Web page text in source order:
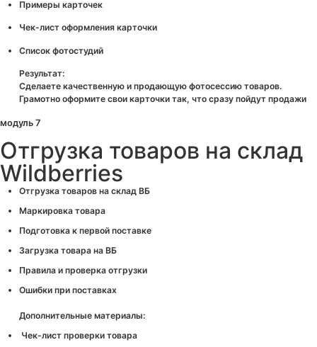
Примеры карточек
Чек-лист оформления карточки
Список фотостудий
Результат:
Сделаете качественную и продающую фотосессию товаров.
Грамотно оформите свои карточки так, что сразу пойдут продажи
модуль 7
Отгрузка товаров на склад
Wildberries
Отгрузка товаров на склад ВБ
Маркировка товара
Подготовка к первой поставке
Загрузка товара на ВБ
Правила и проверка отгрузки
Ошибки при поставках
Дополнительные материалы:
Чек-лист проверки товара